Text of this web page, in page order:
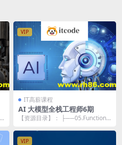
VIP
IT高薪课程
AI 大模型全栈工程师6期
【资源目录】： ├──05.Function
VIP